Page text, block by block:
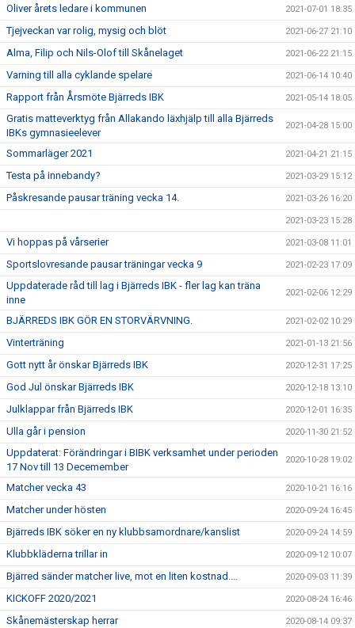
Oliver årets ledare i kommunen 2021-07-01 18:35
Tjejveckan var rolig, mysig och blöt 2021-06-27 21:10
Alma, Filip och Nils-Olof till Skånelaget 2021-06-22 21:15
Varning till alla cyklande spelare 2021-06-14 10:40
Rapport från Årsmöte Bjärreds IBK 2021-05-14 18:05
Gratis matteverktyg från Allakando läxhjälp till alla Bjärreds
IBKs gymnasieelever
2021-04-28 15:00
Sommarläger 2021 2021-04-21 21:15
Testa på innebandy? 2021-03-29 15:12
Påskresande pausar träning vecka 14. 2021-03-26 16:20
2021-03-23 15:28
Vi hoppas på vårserier 2021-03-08 11:01
Sportslovresande pausar träningar vecka 9 2021-02-23 17:09
Uppdaterade råd till lag i Bjärreds IBK - fler lag kan träna
inne
2021-02-06 12:29
BJÄRREDS IBK GÖR EN STORVÄRVNING. 2021-02-02 10:29
Vinterträning 2021-01-13 21:56
Gott nytt år önskar Bjärreds IBK 2020-12-31 17:25
God Jul önskar Bjärreds IBK 2020-12-18 13:10
Julklappar från Bjärreds IBK 2020-12-01 16:35
Ulla går i pension 2020-11-30 21:52
Uppdaterat: Förändringar i BIBK verksamhet under perioden
17 Nov till 13 Decemember
2020-10-28 19:02
Matcher vecka 43 2020-10-21 16:16
Matcher under hösten 2020-09-24 16:45
Bjärreds IBK söker en ny klubbsamordnare/kanslist 2020-09-24 14:59
Klubbkläderna trillar in 2020-09-12 10:07
Bjärred sänder matcher live, mot en liten kostnad.... 2020-09-03 11:39
KICKOFF 2020/2021 2020-08-24 16:46
Skånemästerskap herrar 2020-08-14 09:37